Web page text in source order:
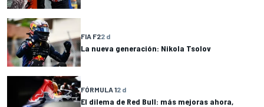
FIA F22 d
La nueva generación: Nikola Tsolov
FÓRMULA 12 d
El dilema de Red Bull: más mejoras ahora,